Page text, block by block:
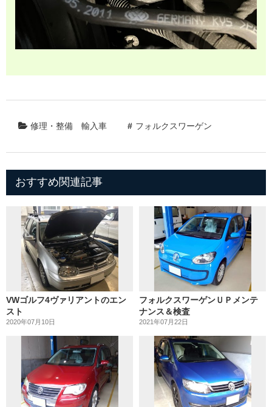
修理・整備 輸入車 フォルクスワーゲン
おすすめ関連記事
VWゴルフ4ヴァリアントのエン
スト
2020年07月10日
フォルクスワーゲンＵＰメンテ
ナンス＆検査
2021年07月22日